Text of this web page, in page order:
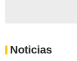
Noticias